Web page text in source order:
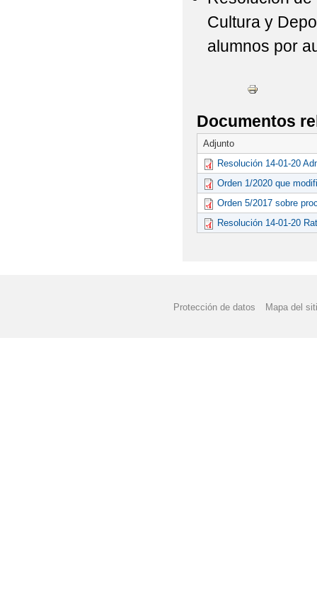
Cultura y
alumnos por
Documentos
Adjunto
Resolución 14-01-20
Orden 1/2020 que
Orden 5/2017 sobre
Resolución 14-01-20
Protección de datos Mapa del